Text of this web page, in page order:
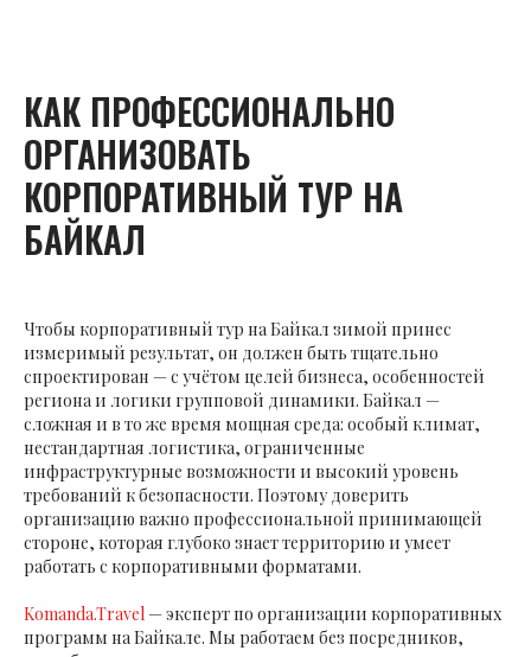
КАК ПРОФЕССИОНАЛЬНО
ОРГАНИЗОВАТЬ
КОРПОРАТИВНЫЙ ТУР НА
БАЙКАЛ
Чтобы корпоративный тур на Байкал зимой принес
измеримый результат, он должен быть тщательно
спроектирован — с учётом целей бизнеса, особенностей
региона и логики групповой динамики. Байкал —
сложная и в то же время мощная среда: особый климат,
нестандартная логистика, ограниченные
инфраструктурные возможности и высокий уровень
требований к безопасности. Поэтому доверить
организацию важно профессиональной принимающей
стороне, которая глубоко знает территорию и умеет
работать с корпоративными форматами.
Komanda.Travel — эксперт по организации корпоративных
программ на Байкале. Мы работаем без посредников,